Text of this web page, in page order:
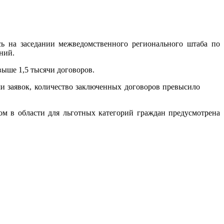
на заседании межведомственного регионального штаба по
1,5 тысячи договоров.
количество заключенных договоров превысило
области для льготных категорий граждан предусмотрена